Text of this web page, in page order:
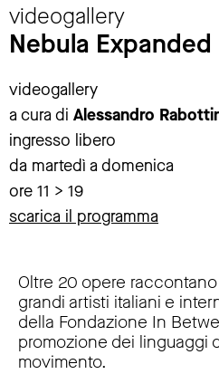
videogallery
Nebula Expanded
videogallery
a cura di Alessandro
ingresso libero
da martedì a domenica
ore 11 > 19
scarica il programma
Oltre 20 opere
grandi artisti italiani e
della Fondazione In
promozione dei linguaggi
movimento.